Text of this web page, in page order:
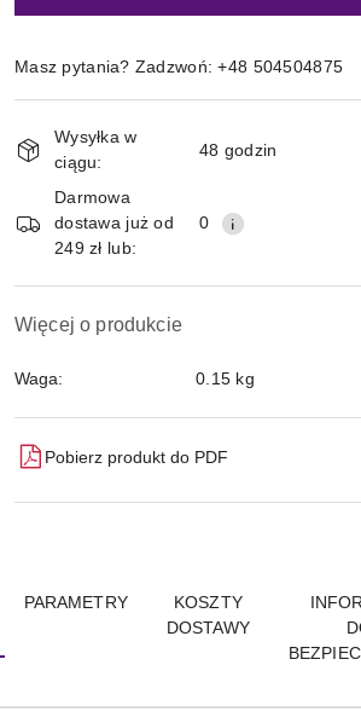
Masz pytania? Zadzwoń: +48 504504875
i
dostawa
Wysyłka w
ciągu:
48 godzin
Darmowa
dostawa już od
249 zł lub:
0
Więcej o produkcie
Waga: 0.15 kg
Pobierz produkt do PDF
PARAMETRY
KOSZTY
DOSTAWY